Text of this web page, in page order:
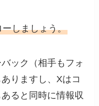
しましょう。
ック（相手もフォ
りますし、Xはコ
ると同時に情報収